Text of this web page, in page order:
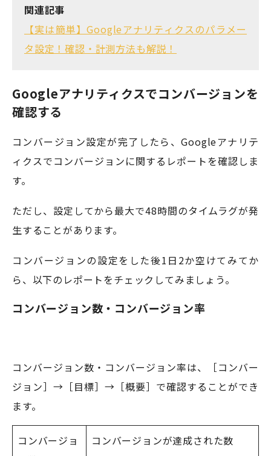
関連記事
【実は簡単】Googleアナリティクスのパラメー
タ設定！確認・計測方法も解説！
Googleアナリティクスでコンバージョンを
確認する
コンバージョン設定が完了したら、Googleアナリテ
ィクスでコンバージョンに関するレポートを確認しま
す。
ただし、設定してから最大で48時間のタイムラグが発
生することがあります。
コンバージョンの設定をした後1日2か空けてみてか
ら、以下のレポートをチェックしてみましょう。
コンバージョン数・コンバージョン率
コンバージョン数・コンバージョン率は、［コンバー
ジョン］→［目標］→［概要］で確認することができ
ます。
コンバージョ
コンバージョンが達成された数